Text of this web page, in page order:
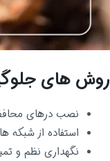
روش های
نصب درهای محافظ
استفاده از شبکه
نگهداری نظم و